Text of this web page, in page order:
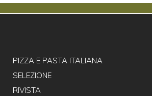
PIZZA E PASTA ITALIANA
SELEZIONE
RIVISTA